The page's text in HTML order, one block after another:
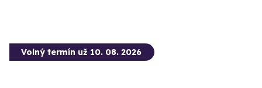
Volný termín už 10. 08. 2026